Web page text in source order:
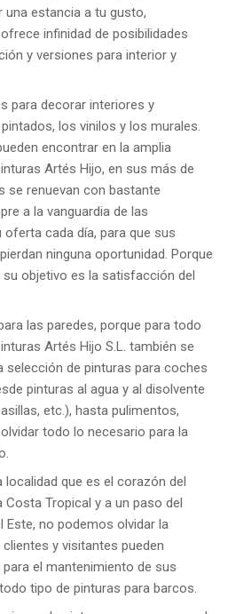
una estancia a tu gusto,
infinidad de posibilidades
y versiones para interior y
para decorar interiores y
los vinilos y los murales.
encontrar en la amplia
Artés Hijo, en sus más de
se renuevan con bastante
a la vanguardia de las
cada día, para que sus
ninguna oportunidad. Porque
objetivo es la satisfacción del
las paredes, porque para todo
Artés Hijo S.L. también se
selección de pinturas para coches
pinturas al agua y al disolvente
etc.), hasta pulimentos,
todo lo necesario para la
localidad que es el corazón del
Tropical y a un paso del
Este, no podemos olvidar la
y visitantes pueden
el mantenimiento de sus
tipo de pinturas para barcos.